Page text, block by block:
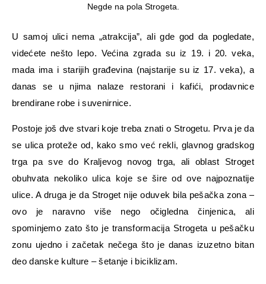
Negde na pola Strogeta.
U samoj ulici nema „atrakcija”, ali gde god da pogledate,
videćete nešto lepo. Većina zgrada su iz 19. i 20. veka,
mada ima i starijih građevina (najstarije su iz 17. veka), a
danas se u njima nalaze restorani i kafići, prodavnice
brendirane robe i suvenirnice.
Postoje još dve stvari koje treba znati o Strogetu. Prva je da
se ulica proteže od, kako smo već rekli, glavnog gradskog
trga pa sve do Kraljevog novog trga, ali oblast Stroget
obuhvata nekoliko ulica koje se šire od ove najpoznatije
ulice. A druga je da Stroget nije oduvek bila pešačka zona –
ovo je naravno više nego očigledna činjenica, ali
spominjemo zato što je transformacija Strogeta u pešačku
zonu ujedno i začetak nečega što je danas izuzetno bitan
deo danske kulture – šetanje i biciklizam.